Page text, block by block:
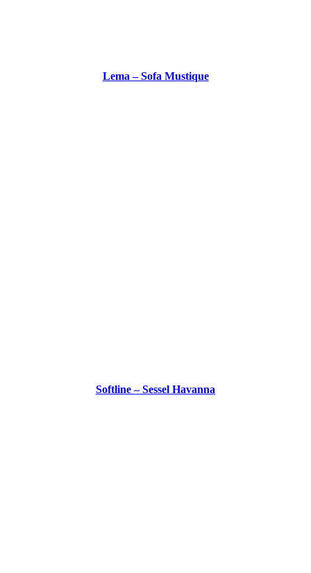
Lema – Sofa Mustique
Softline – Sessel Havanna